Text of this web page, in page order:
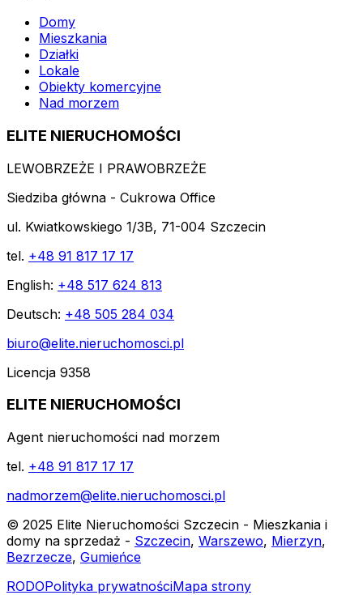
Domy
Mieszkania
Działki
Lokale
Obiekty komercyjne
Nad morzem
ELITE NIERUCHOMOŚCI
LEWOBRZEŻE I PRAWOBRZEŻE
Siedziba główna - Cukrowa Office
ul. Kwiatkowskiego 1/3B, 71-004 Szczecin
tel. +48 91 817 17 17
English: +48 517 624 813
Deutsch: +48 505 284 034
biuro@elite.nieruchomosci.pl
Licencja 9358
ELITE NIERUCHOMOŚCI
Agent nieruchomości nad morzem
tel. +48 91 817 17 17
nadmorzem@elite.nieruchomosci.pl
© 2025 Elite Nieruchomości Szczecin - Mieszkania i
domy na sprzedaż - Szczecin, Warszewo, Mierzyn,
Bezrzecze, Gumieńce
RODOPolityka prywatnościMapa strony